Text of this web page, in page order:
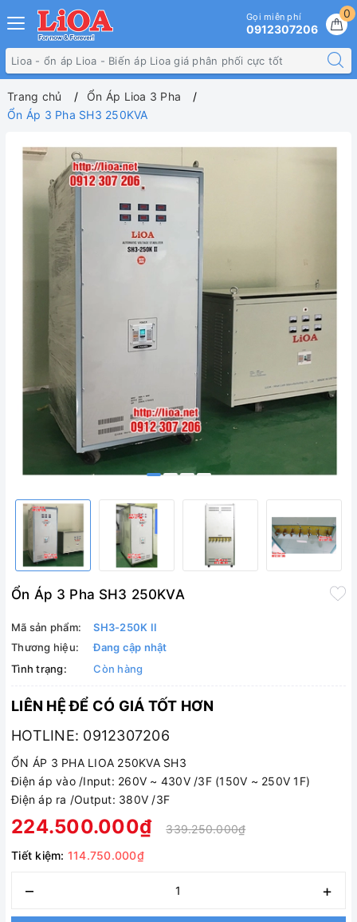
0
Gọi miễn phí
0912307206
Trang chủ
Ổn Áp Lioa 3 Pha
Ổn Áp 3 Pha SH3 250KVA
Ổn Áp 3 Pha SH3 250KVA
Mã sản phẩm:
SH3-250K II
Thương hiệu:
Đang cập nhật
Tình trạng:
Còn hàng
LIÊN HỆ ĐỂ CÓ GIÁ TỐT HƠN
HOTLINE: 0912307206
ỔN ÁP 3 PHA LIOA 250KVA SH3
Điện áp vào /Input: 260V ~ 430V /3F (150V ~ 250V 1F)
Điện áp ra /Output: 380V /3F
224.500.000₫
339.250.000₫
Tiết kiệm: 114.750.000₫
– +